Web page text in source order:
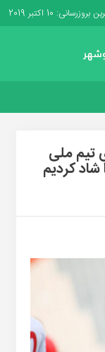
بروزرسانی: 10 اکتبر 2019
تیم ملی
کردیم